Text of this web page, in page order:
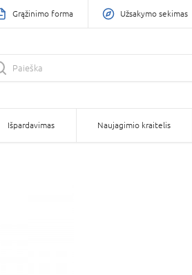
Grąžinimo forma Užsakymo sekimas
Išpardavimas Naujagimio kraitelis